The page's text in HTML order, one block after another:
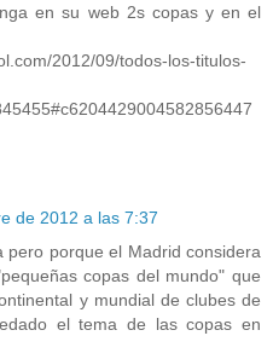
en su web 2s copas y en el
2012/09/todos-los-titulos-
de 2012 a las 7:37
pero porque el Madrid considera
copas del mundo" que
y mundial de clubes de
el tema de las copas en